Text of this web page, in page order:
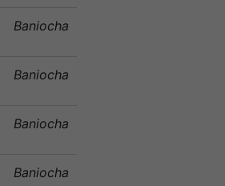
Baniocha
Baniocha
Baniocha
Baniocha